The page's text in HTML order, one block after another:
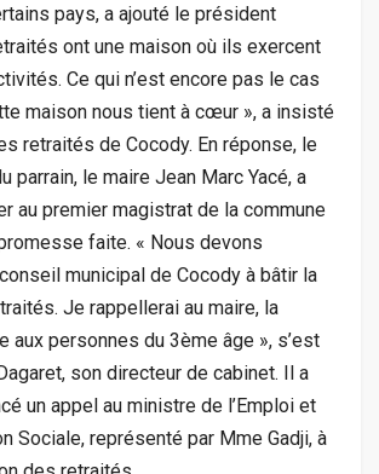
pays, a ajouté le président
ont une maison où ils exercent
Ce qui n’est encore pas le cas
maison nous tient à cœur », a insisté
retraités de Cocody. En réponse, le
parrain, le maire Jean Marc Yacé, a
au premier magistrat de la commune
faite. « Nous devons
municipal de Cocody à bâtir la
Je rappellerai au maire, la
aux personnes du 3ème âge », s’est
son directeur de cabinet. Il a
un appel au ministre de l’Emploi et
Sociale, représenté par Mme Gadji, à